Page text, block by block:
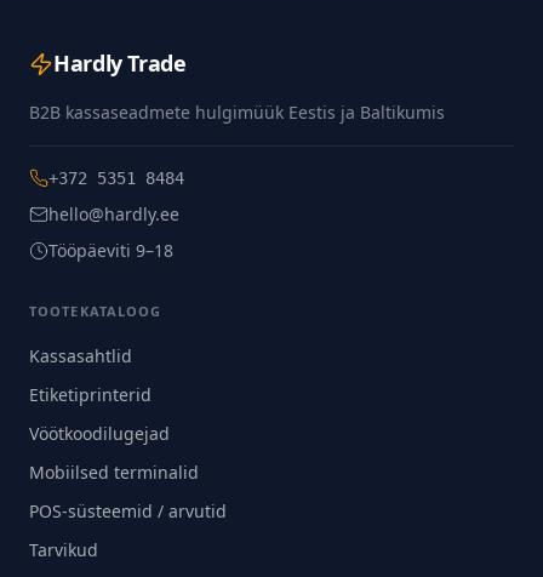
Hardly Trade
B2B kassaseadmete hulgimüük Eestis ja Baltikumis
+372 5351 8484
hello@hardly.ee
Tööpäeviti 9–18
TOOTEKATALOOG
Kassasahtlid
Etiketiprinterid
Vöötkoodilugejad
Mobiilsed terminalid
POS-süsteemid / arvutid
Tarvikud